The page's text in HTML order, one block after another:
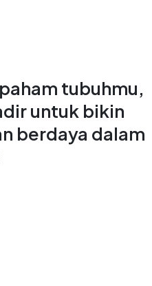
tubuhmu,
untuk bikin
berdaya dalam